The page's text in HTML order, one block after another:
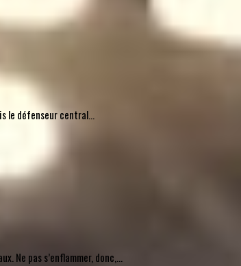
le défenseur central...
pas s’enflammer, donc,...